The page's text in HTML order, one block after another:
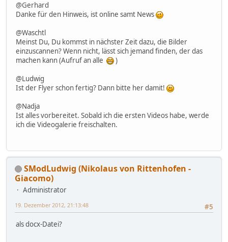
@Gerhard
Danke für den Hinweis, ist online samt News
@Waschtl
Meinst Du, Du kommst in nächster Zeit dazu, die Bilder
einzuscannen? Wenn nicht, lässt sich jemand finden, der das
machen kann (Aufruf an alle
)
@Ludwig
Ist der Flyer schon fertig? Dann bitte her damit!
@Nadja
Ist alles vorbereitet. Sobald ich die ersten Videos habe, werde
ich die Videogalerie freischalten.
SModLudwig (Nikolaus von Rittenhofen -
Giacomo)
Administrator
#5
19. Dezember 2012, 21:13:48
als docx-Datei?